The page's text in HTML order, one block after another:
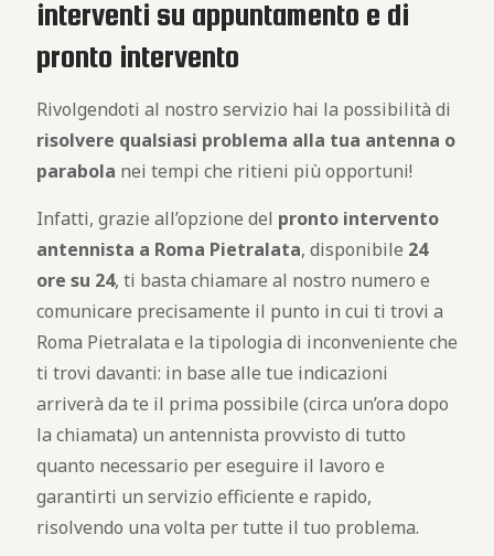
interventi su appuntamento e di
pronto intervento
Rivolgendoti al nostro servizio hai la possibilità di
risolvere qualsiasi problema alla tua antenna o
parabola nei tempi che ritieni più opportuni!
Infatti, grazie all’opzione del pronto intervento
antennista a Roma Pietralata, disponibile 24
ore su 24, ti basta chiamare al nostro numero e
comunicare precisamente il punto in cui ti trovi a
Roma Pietralata e la tipologia di inconveniente che
ti trovi davanti: in base alle tue indicazioni
arriverà da te il prima possibile (circa un’ora dopo
la chiamata) un antennista provvisto di tutto
quanto necessario per eseguire il lavoro e
garantirti un servizio efficiente e rapido,
risolvendo una volta per tutte il tuo problema.